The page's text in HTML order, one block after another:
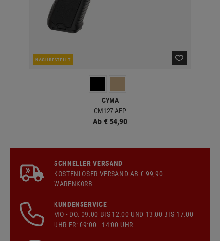
NACHBESTELLT
CYMA
CM127 AEP
Ab € 54,90
SCHNELLER VERSAND
KOSTENLOSER VERSAND AB € 99,90
WARENKORB
KUNDENSERVICE
MO - DO: 09:00 BIS 12:00 UND 13:00 BIS 17:00
UHR FR: 09:00 - 14:00 UHR